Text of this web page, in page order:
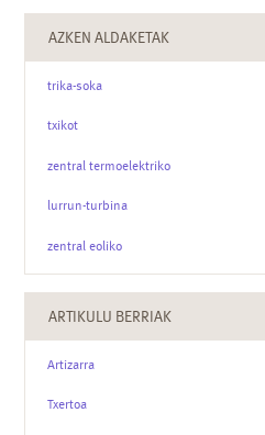
AZKEN ALDAKETAK
trika-soka
txikot
zentral termoelektriko
lurrun-turbina
zentral eoliko
ARTIKULU BERRIAK
Artizarra
Txertoa